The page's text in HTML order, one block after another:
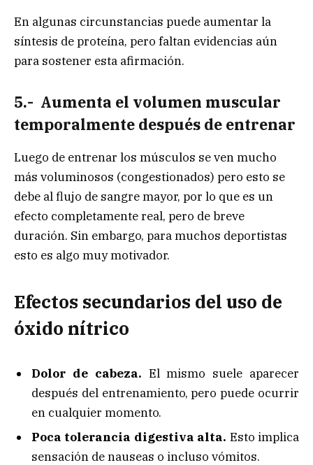
En algunas circunstancias puede aumentar la
síntesis de proteína, pero faltan evidencias aún
para sostener esta afirmación.
5.- Aumenta el volumen muscular
temporalmente después de entrenar
Luego de entrenar los músculos se ven mucho
más voluminosos (congestionados) pero esto se
debe al flujo de sangre mayor, por lo que es un
efecto completamente real, pero de breve
duración. Sin embargo, para muchos deportistas
esto es algo muy motivador.
Efectos secundarios del uso de
óxido nítrico
Dolor de cabeza. El mismo suele aparecer
después del entrenamiento, pero puede ocurrir
en cualquier momento.
Poca tolerancia digestiva alta. Esto implica
sensación de nauseas o incluso vómitos.